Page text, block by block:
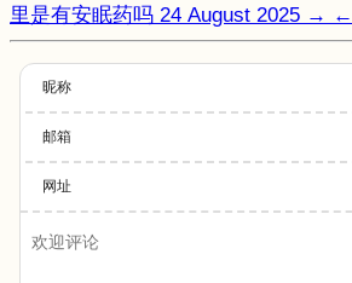
里是有安眠药吗 24 August 2025 → ←
昵称
邮箱
网址